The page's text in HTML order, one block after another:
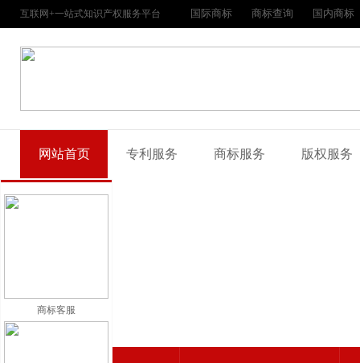
互联网+一站式知识产权服务平台 国际商标 商标查询 国内商标
网站首页 专利服务 商标服务 版权服务
商标客服